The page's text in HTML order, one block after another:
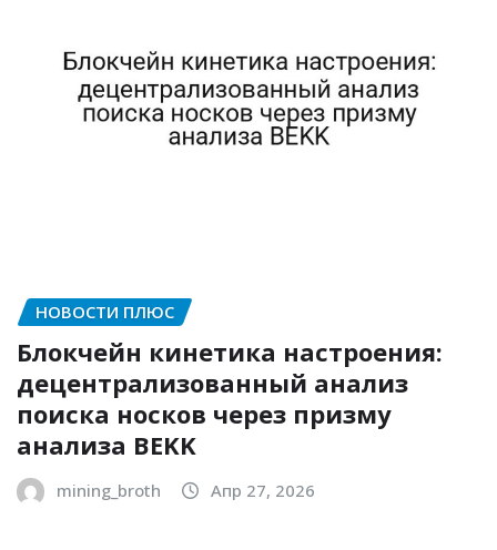
НОВОСТИ ПЛЮС
Блокчейн кинетика настроения:
децентрализованный анализ
поиска носков через призму
анализа BEKK
mining_broth Апр 27, 2026